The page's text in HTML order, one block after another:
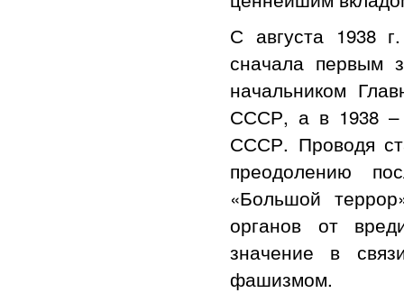
С августа 1938
сначала первым
начальником
СССР, а в 1938 –
СССР. Проводя
преодолению
«Большой
органов от
значение в
фашизмом.